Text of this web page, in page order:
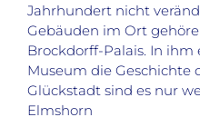
Jahrhundert nicht
Gebäuden im Ort
Brockdorff-Palais. In ihm
Museum die Geschichte
Glückstadt sind es nur
Elmshorn